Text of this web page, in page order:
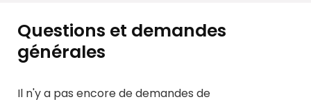
Questions et demandes
générales
Il n'y a pas encore de demandes de